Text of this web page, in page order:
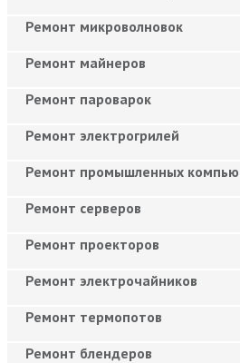
Ремонт микроволновок
Ремонт майнеров
Ремонт пароварок
Ремонт электрогрилей
Ремонт промышленных
Ремонт серверов
Ремонт проекторов
Ремонт электрочайников
Ремонт термопотов
Ремонт блендеров